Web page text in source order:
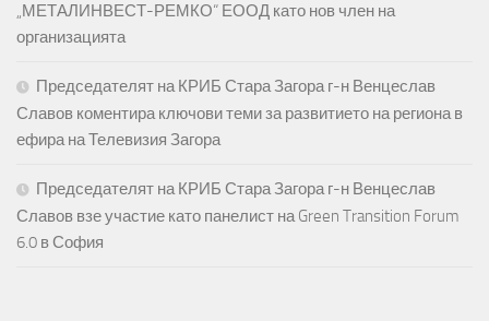
„МЕТАЛИНВЕСТ-РЕМКО“ ЕООД като нов член на
организацията
Председателят на КРИБ Стара Загора г-н Венцеслав
Славов коментира ключови теми за развитието на региона в
ефира на Телевизия Загора
Председателят на КРИБ Стара Загора г-н Венцеслав
Славов взе участие като панелист на Green Transition Forum
6.0 в София